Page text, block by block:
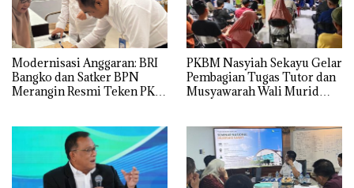
Modernisasi Anggaran: BRI
Bangko dan Satker BPN
Merangin Resmi Teken PKS
PKBM Nasyiah Sekayu Gelar
Pembagian Tugas Tutor dan
Musyawarah Wali Murid